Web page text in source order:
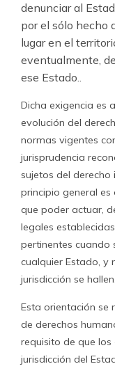
denunciar al
por el sólo hecho
lugar en el
eventualmente,
ese Estado..
Dicha exigencia es
evolución del
normas vigentes
jurisprudencia
sujetos del derecho
principio general es
que poder actuar,
legales
pertinentes cuando
cualquier Estado, y
jurisdicción se hallen.
Esta orientación se
de derechos
requisito de que
jurisdicción del